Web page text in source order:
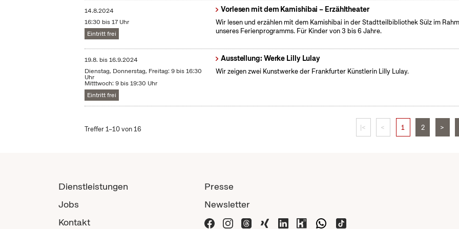
14.8.2024
16:30 bis 17 Uhr
Eintritt frei
Vorlesen mit dem Kamishibai – Erzähltheater
Wir lesen und erzählen mit dem Kamishibai in der Stadtteilbibliothek Sülz im
unseres Ferienprogramms. Für Kinder von 3 bis 6 Jahre.
19.8. bis16.9.2024
Dienstag, Donnerstag, Freitag: 9 bis 16:30
Uhr
Mitttwoch: 9 bis 19:30 Uhr
Eintritt frei
Ausstellung: Werke Lilly Lulay
Wir zeigen zwei Kunstwerke der Frankfurter Künstlerin Lilly Lulay.
Treffer 1–10 von 16 |< < 1 2 >
Dienstleistungen
Jobs
Kontakt
Presse
Newsletter